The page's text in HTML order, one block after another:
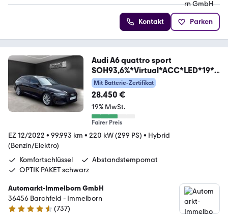
Kontakt Parken
Audi A6 quattro sport
SOH93,6%*Virtual*ACC*LED*19*N
av
Mit Batterie-Zertifikat
28.450 €
19% MwSt.
Fairer Preis
EZ 12/2022 • 99.993 km • 220 kW (299 PS) • Hybrid
(Benzin/Elektro)
Komfortschlüssel
Abstandstempomat
OPTIK PAKET schwarz
Automarkt-Immelborn GmbH
36456 Barchfeld - Immelborn
4.4 Sterne
(737)